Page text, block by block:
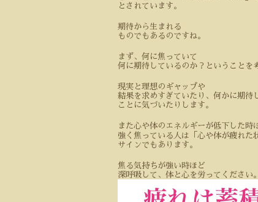
とされています。
期待から生まれる
ものでもあるのですね。
まず、何に焦っていて
何に期待しているのか？ということを
現実と理想のギャップや
結果を求めすぎていたり、何かに期待
ことに気づいたりします。
また心や体のエネルギーが低下した時
強く焦っている人は「心や体が疲れた
サインでもあります。
焦る気持ちが強い時ほど
深呼吸して、体と心を労ってください。